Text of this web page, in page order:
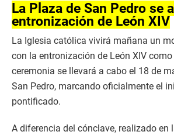
La Plaza de San Pedro se
entronización de León XIV
La Iglesia católica vivirá mañana un
con la entronización de León XIV
ceremonia se llevará a cabo el 18 de
San Pedro, marcando oficialmente el
pontificado.
A diferencia del cónclave, realizado en